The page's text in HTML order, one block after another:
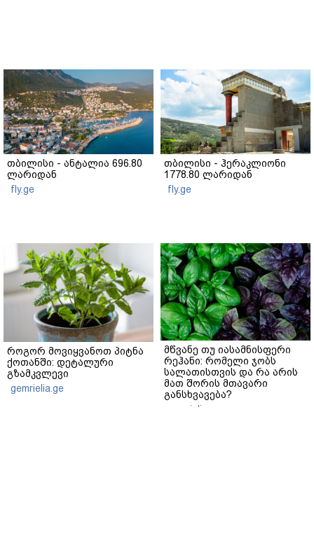
თბილისი - ანტალია 696.80
ლარიდან
fly.ge
თბილისი - ჰერაკლიონი
1778.80 ლარიდან
fly.ge
როგორ მოვიყვანოთ პიტნა
ქოთანში: დეტალური
გზამკვლევი
gemrielia.ge
მწვანე თუ იასამნისფერი
რეჰანი: რომელი ჯობს
სალათისთვის და რა არის
მათ შორის მთავარი
განსხვავება?
gemrielia.ge